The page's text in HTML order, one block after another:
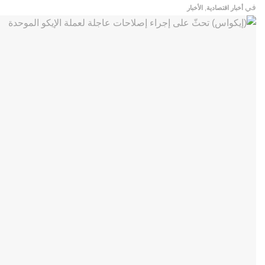
في أخبار اقتصادية الأخبار